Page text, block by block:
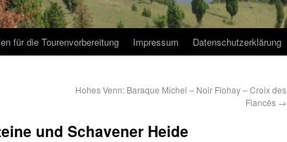
für die Tourenvorbereitung Impressum Datenschutzerklärung
Hohes Venn: Baraque Michel – Noir Flohay – Croix des
Fiancés →
und Schavener Heide